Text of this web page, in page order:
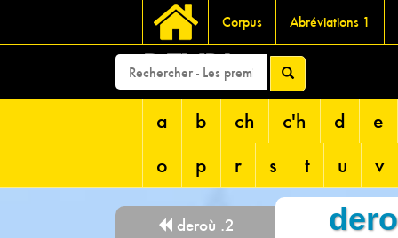
Corpus Abréviations 1
DEVRI
a b ch c'h d
e
o
p r s t u v
deroù .2